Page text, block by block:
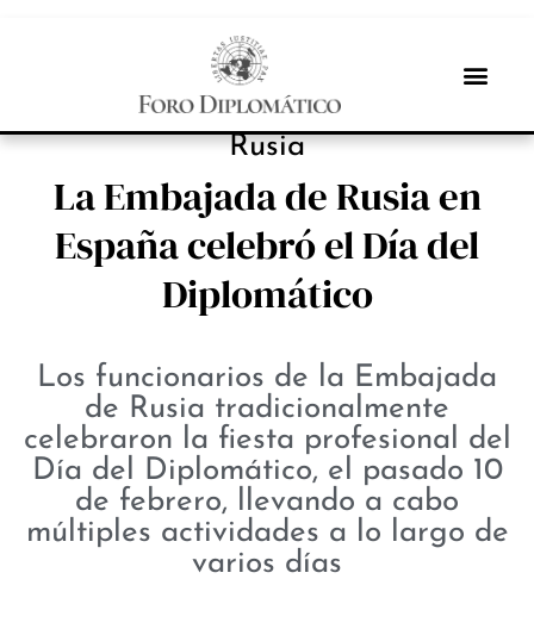
INBOX INTERNACIONAL
Rusia
La Embajada de Rusia en
España celebró el Día del
Diplomático
Los funcionarios de la Embajada
de Rusia tradicionalmente
celebraron la fiesta profesional del
Día del Diplomático, el pasado 10
de febrero, llevando a cabo
múltiples actividades a lo largo de
varios días